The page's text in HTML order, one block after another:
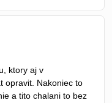
ktory aj v
opravit. Nakoniec to
a tito chalani to bez